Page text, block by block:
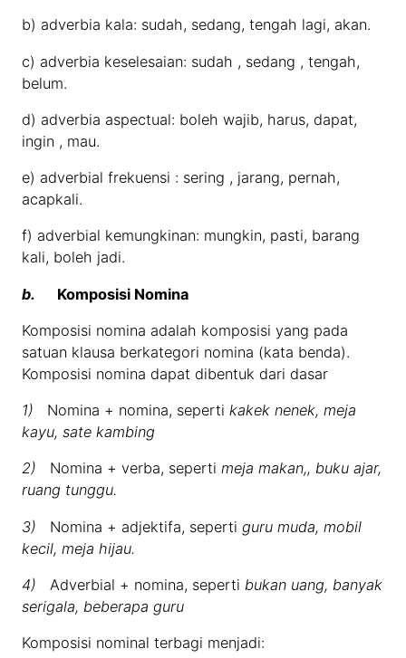
b) adverbia kala: sudah, sedang, tengah lagi, akan.
c) adverbia keselesaian: sudah , sedang , tengah,
belum.
d) adverbia aspectual: boleh wajib, harus, dapat,
ingin , mau.
e) adverbial frekuensi : sering , jarang, pernah,
acapkali.
f) adverbial kemungkinan: mungkin, pasti, barang
kali, boleh jadi.
b. Komposisi Nomina
Komposisi nomina adalah komposisi yang pada
satuan klausa berkategori nomina (kata benda).
Komposisi nomina dapat dibentuk dari dasar
1) Nomina + nomina, sepertikakek nenek, meja
kayu, sate kambing
2) Nomina + verba, sepertimeja makan,, buku ajar,
ruang tunggu.
3) Nomina + adjektifa, sepertiguru muda, mobil
kecil, meja hijau.
4)Adverbial + nomina, seperti bukan uang, banyak
serigala, beberapa guru
Komposisi nominal terbagi menjadi: